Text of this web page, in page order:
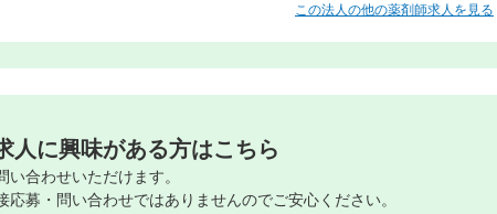
この法人の他の薬剤師求人を見る
人に興味がある方はこちら
合わせいただけます。
応募・問い合わせではありませんのでご安心ください。